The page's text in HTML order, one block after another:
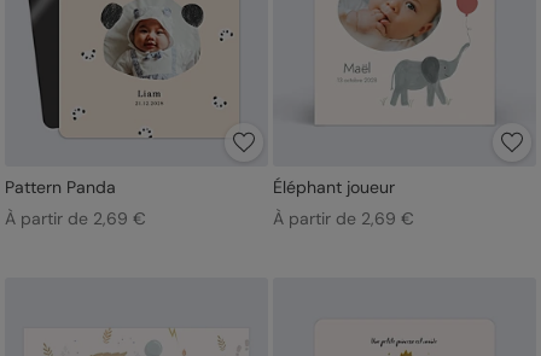
Pattern Panda
À partir de 2,69 €
Éléphant joueur
À partir de 2,69 €